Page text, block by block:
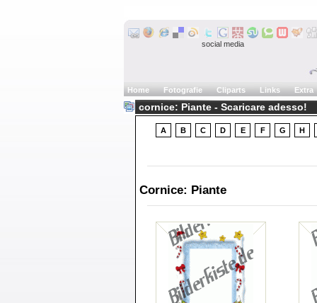
social media
Home Fotografie Cliparts Links Extra
cornice: Piante - Scaricare adesso!
A B C D E F G H
Cornice: Piante